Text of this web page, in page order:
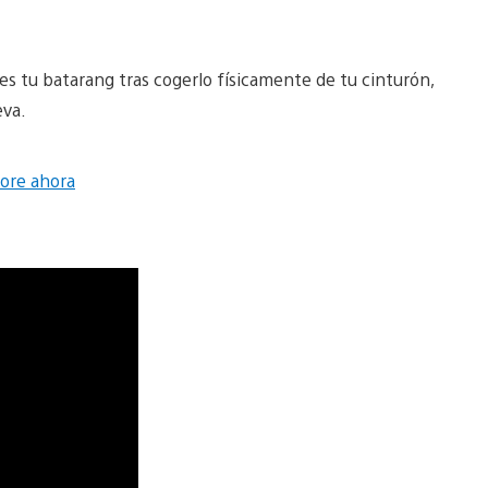
tu batarang tras cogerlo físicamente de tu cinturón,
ahora